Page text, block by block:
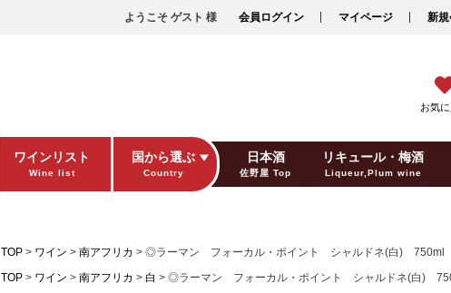
ようこそ ゲスト 様 会員ログイン マイページ 新
お気
ワインリスト
Wine list
国から選ぶ
Country
日本酒
佐野屋 Top
リキュール・梅酒
Liqueur,Plum wine
TOP ワイン 南アフリカ
◎ラーマン フォーカル・ポイント シャルドネ(白) 750ml
TOP
ワイン 南アフリカ 白
◎ラーマン フォーカル・ポイント シャルドネ(白)